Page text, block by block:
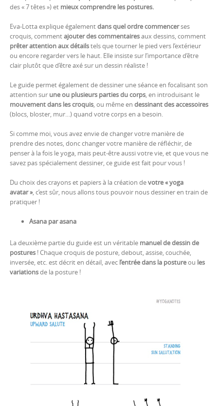
des « 7 têtes ») et mieux comprendre les postures.
Eva-Lotta explique égalementdans quel ordre commencerses
croquis, commentajouter des commentairesaux dessins, comment
prêter attention aux détailstels que tourner le pied vers l’extérieur
ou encore regarder vers le haut. Elle insiste sur l’importance d’être
clair plutôt que d’être axé sur un dessin réaliste !
Le guide permet également de dessiner une séance en focalisant son
attention sur une ou plusieurs parties du corps, en introduisant le
mouvement dans les croquis, ou même en dessinant des accessoires
(blocs, bloster, mur…) quand votre corps en a besoin.
Si comme moi, vous avez envie de changer votre manière de
prendre des notes, donc changer votre manière de réfléchir, de
penser à la fois le yoga, mais peut-être aussi votre vie, et que vous ne
savez pas spécialement dessiner, ce guide est fait pour vous !
Du choix des crayons et papiers à la création devotre « yoga
avatar », c’est sûr, nous allons tous pouvoir nous dessiner en train de
pratiquer !
Asana par asana
La deuxième partie du guide est un véritable manuel de dessin de
postures ! Chaque croquis de posture, debout, assise, couchée,
inversée, etc. est décrit en détail, avec l’entrée dans la postureou les
variationsde la posture !